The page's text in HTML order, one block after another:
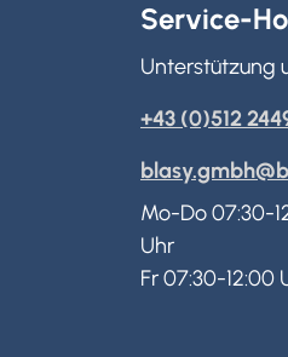
Service-
Unterstützung
+43 (0)512
Mo-Do 07:30-
Uhr
Fr 07:30-12:00